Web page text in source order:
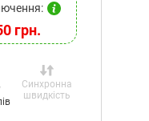
грн.
Синхронна
швидкість